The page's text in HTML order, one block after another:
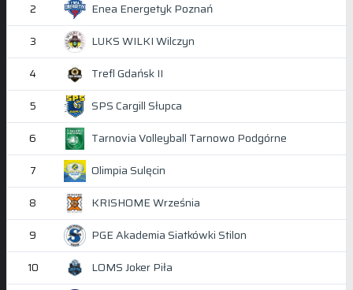
2 Enea Energetyk Poznań
3 LUKS WILKI Wilczyn
4 Trefl Gdańsk II
5 SPS Cargill Słupca
6 Tarnovia Volleyball Tarnowo Podgórne
7 Olimpia Sulęcin
8 KRISHOME Września
9 PGE Akademia Siatkówki Stilon
10 LOMS Joker Piła